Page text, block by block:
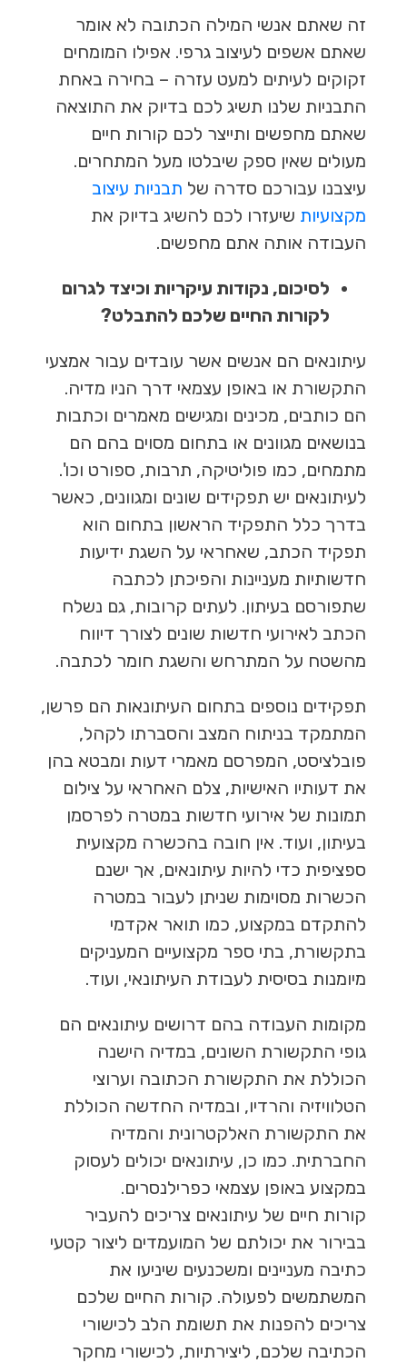
זה שאתם אנשי המילה הכתובה לא אומר
שאתם אשפים לעיצוב גרפי. אפילו המומחים
זקוקים לעיתים למעט עזרה – בחירה באחת
התבניות שלנו תשיג לכם בדיוק את התוצאה
שאתם מחפשים ותייצר לכם קורות חיים
מעולים שאין ספק שיבלטו מעל המתחרים.
עיצבנו עבורכם סדרה של תבניות עיצוב
מקצועיות שיעזרו לכם להשיג בדיוק את
העבודה אותה אתם מחפשים.
לסיכום, נקודות עיקריות וכיצד לגרום
לקורות החיים שלכם להתבלט?
עיתונאים הם אנשים אשר עובדים עבור אמצעי
התקשורת או באופן עצמאי דרך הניו מדיה.
הם כותבים, מכינים ומגישים מאמרים וכתבות
בנושאים מגוונים או בתחום מסוים בהם הם
מתמחים, כמו פוליטיקה, תרבות, ספורט וכו'.
לעיתונאים יש תפקידים שונים ומגוונים, כאשר
בדרך כלל התפקיד הראשון בתחום הוא
תפקיד הכתב, שאחראי על השגת ידיעות
חדשותיות מעניינות והפיכתן לכתבה
שתפורסם בעיתון. לעתים קרובות, גם נשלח
הכתב לאירועי חדשות שונים לצורך דיווח
מהשטח על המתרחש והשגת חומר לכתבה.
תפקידים נוספים בתחום העיתונאות הם פרשן,
המתמקד בניתוח המצב והסברתו לקהל,
פובלציסט, המפרסם מאמרי דעות ומבטא בהן
את דעותיו האישיות, צלם האחראי על צילום
תמונות של אירועי חדשות במטרה לפרסמן
בעיתון, ועוד. אין חובה בהכשרה מקצועית
ספציפית כדי להיות עיתונאים, אך ישנם
הכשרות מסוימות שניתן לעבור במטרה
להתקדם במקצוע, כמו תואר אקדמי
בתקשורת, בתי ספר מקצועיים המעניקים
מיומנות בסיסית לעבודת העיתונאי, ועוד.
מקומות העבודה בהם דרושים עיתונאים הם
גופי התקשורת השונים, במדיה הישנה
הכוללת את התקשורת הכתובה וערוצי
הטלוויזיה והרדיו, ובמדיה החדשה הכוללת
את התקשורת האלקטרונית והמדיה
החברתית. כמו כן, עיתונאים יכולים לעסוק
במקצוע באופן עצמאי כפרילנסרים.
קורות חיים של עיתונאים צריכים להעביר
בבירור את יכולתם של המועמדים ליצור קטעי
כתיבה מעניינים ומשכנעים שיניעו את
המשתמשים לפעולה. קורות החיים שלכם
צריכים להפנות את תשומת הלב לכישורי
הכתיבה שלכם, ליצירתיות, לכישורי מחקר